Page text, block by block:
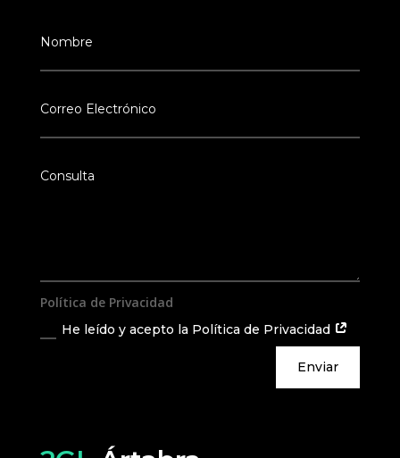
Política de Privacidad
He leído y acepto la Política de Privacidad
Enviar